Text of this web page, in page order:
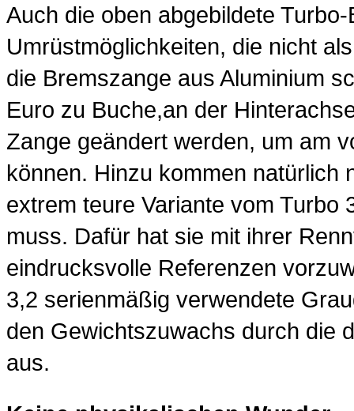
Auch die oben abgebildete
Umrüstmöglichkeiten, die nicht
die Bremszange aus Aluminium
Euro zu Buche,an der
Zange geändert werden, um am
können. Hinzu kommen natürlich
extrem teure Variante vom Turbo
muss. Dafür hat sie mit ihrer
eindrucksvolle Referenzen
3,2 serienmäßig verwendete
den Gewichtszuwachs durch die
aus.